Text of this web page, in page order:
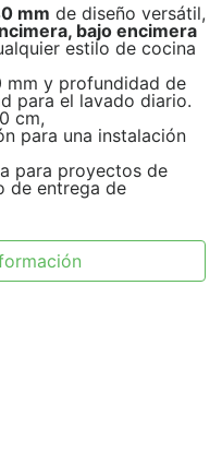
mm de diseño versátil,
bajo encimera
estilo de cocina
mm y profundidad de
para el lavado diario.
cm,
para una instalación
para proyectos de
de entrega de